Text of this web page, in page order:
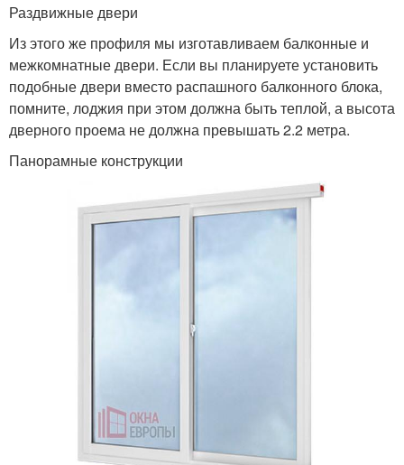
Раздвижные двери
Из этого же профиля мы изготавливаем балконные и
межкомнатные двери. Если вы планируете установить
подобные двери вместо распашного балконного блока,
помните, лоджия при этом должна быть теплой, а высота
дверного проема не должна превышать 2.2 метра.
Панорамные конструкции